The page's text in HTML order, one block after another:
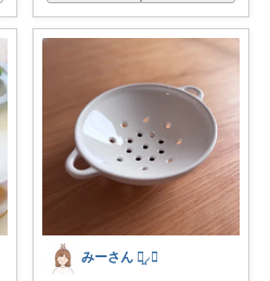
みーさん ꪔ̤̮⸝⋆